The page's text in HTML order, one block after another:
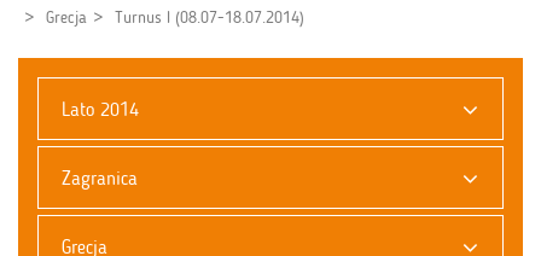
Grecja
Turnus I (08.07-18.07.2014)
Lato 2014
Zagranica
Grecja